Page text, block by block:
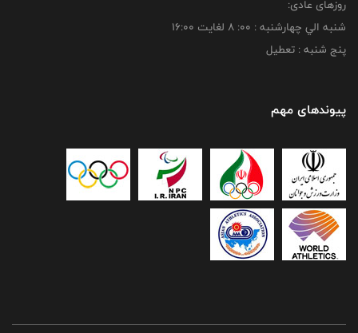
روزهای عادی:
شنبه الي چهارشنبه : 00: 8 لغايت 16:00
پنج شنبه : تعطیل
پیوندهای مهم